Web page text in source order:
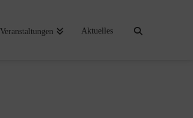
Veranstaltungen Aktuelles